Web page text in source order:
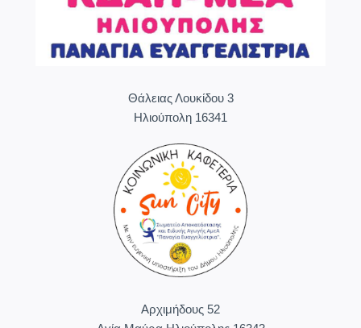
Θάλειας Λουκίδου 3
Ηλιούπολη 16341
Aρχιμήδους 52